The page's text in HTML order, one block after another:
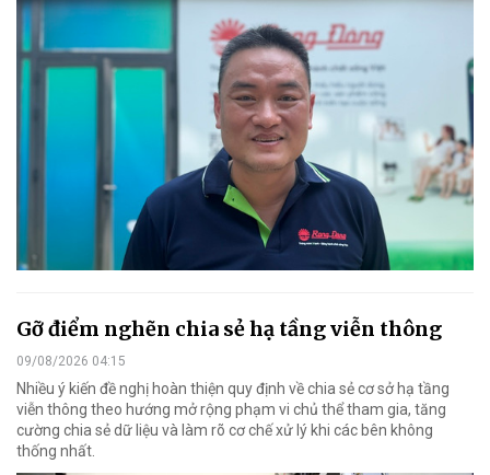
Gỡ điểm nghẽn chia sẻ hạ tầng viễn thông
09/08/2026 04:15
Nhiều ý kiến đề nghị hoàn thiện quy định về chia sẻ cơ sở hạ tầng
viễn thông theo hướng mở rộng phạm vi chủ thể tham gia, tăng
cường chia sẻ dữ liệu và làm rõ cơ chế xử lý khi các bên không
thống nhất.